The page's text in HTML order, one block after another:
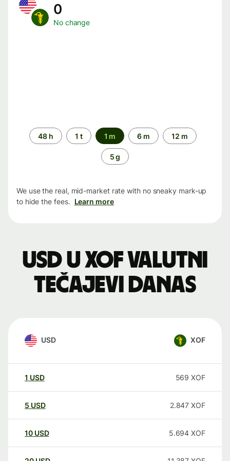
0
No change
Time
period
48 h 1 t 1 m 6 m 12 m
5 g
We use the real, mid-market rate with no sneaky mark-up
to hide the fees. Learn more
USD u XOF valutni
tečajevi danas
USD XOF
1 USD 569 XOF
5 USD 2.847 XOF
10 USD 5.694 XOF